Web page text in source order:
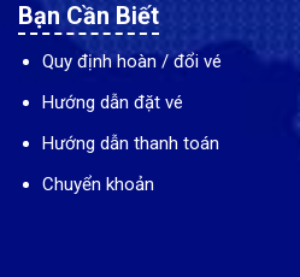
Bạn Cần Biết
Quy định hoàn / đổi vé
Hướng dẫn đặt vé
Hướng dẫn thanh toán
Chuyển khoản